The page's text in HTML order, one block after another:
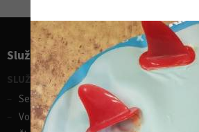
Služby pro sporty
SLUŽBY - vodní sporty
Servis lodí a člunů
Vodácká půjčovna lodí